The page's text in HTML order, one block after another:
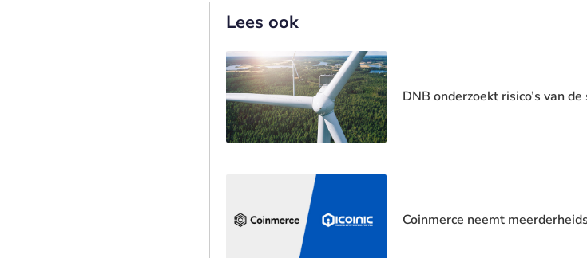
Lees ook
DNB onderzoekt risico’s van
Coinmerce neemt